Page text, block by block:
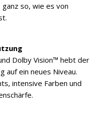
so, wie es von
Dolby Vision™ hebt der
auf ein neues Niveau.
intensive Farben und